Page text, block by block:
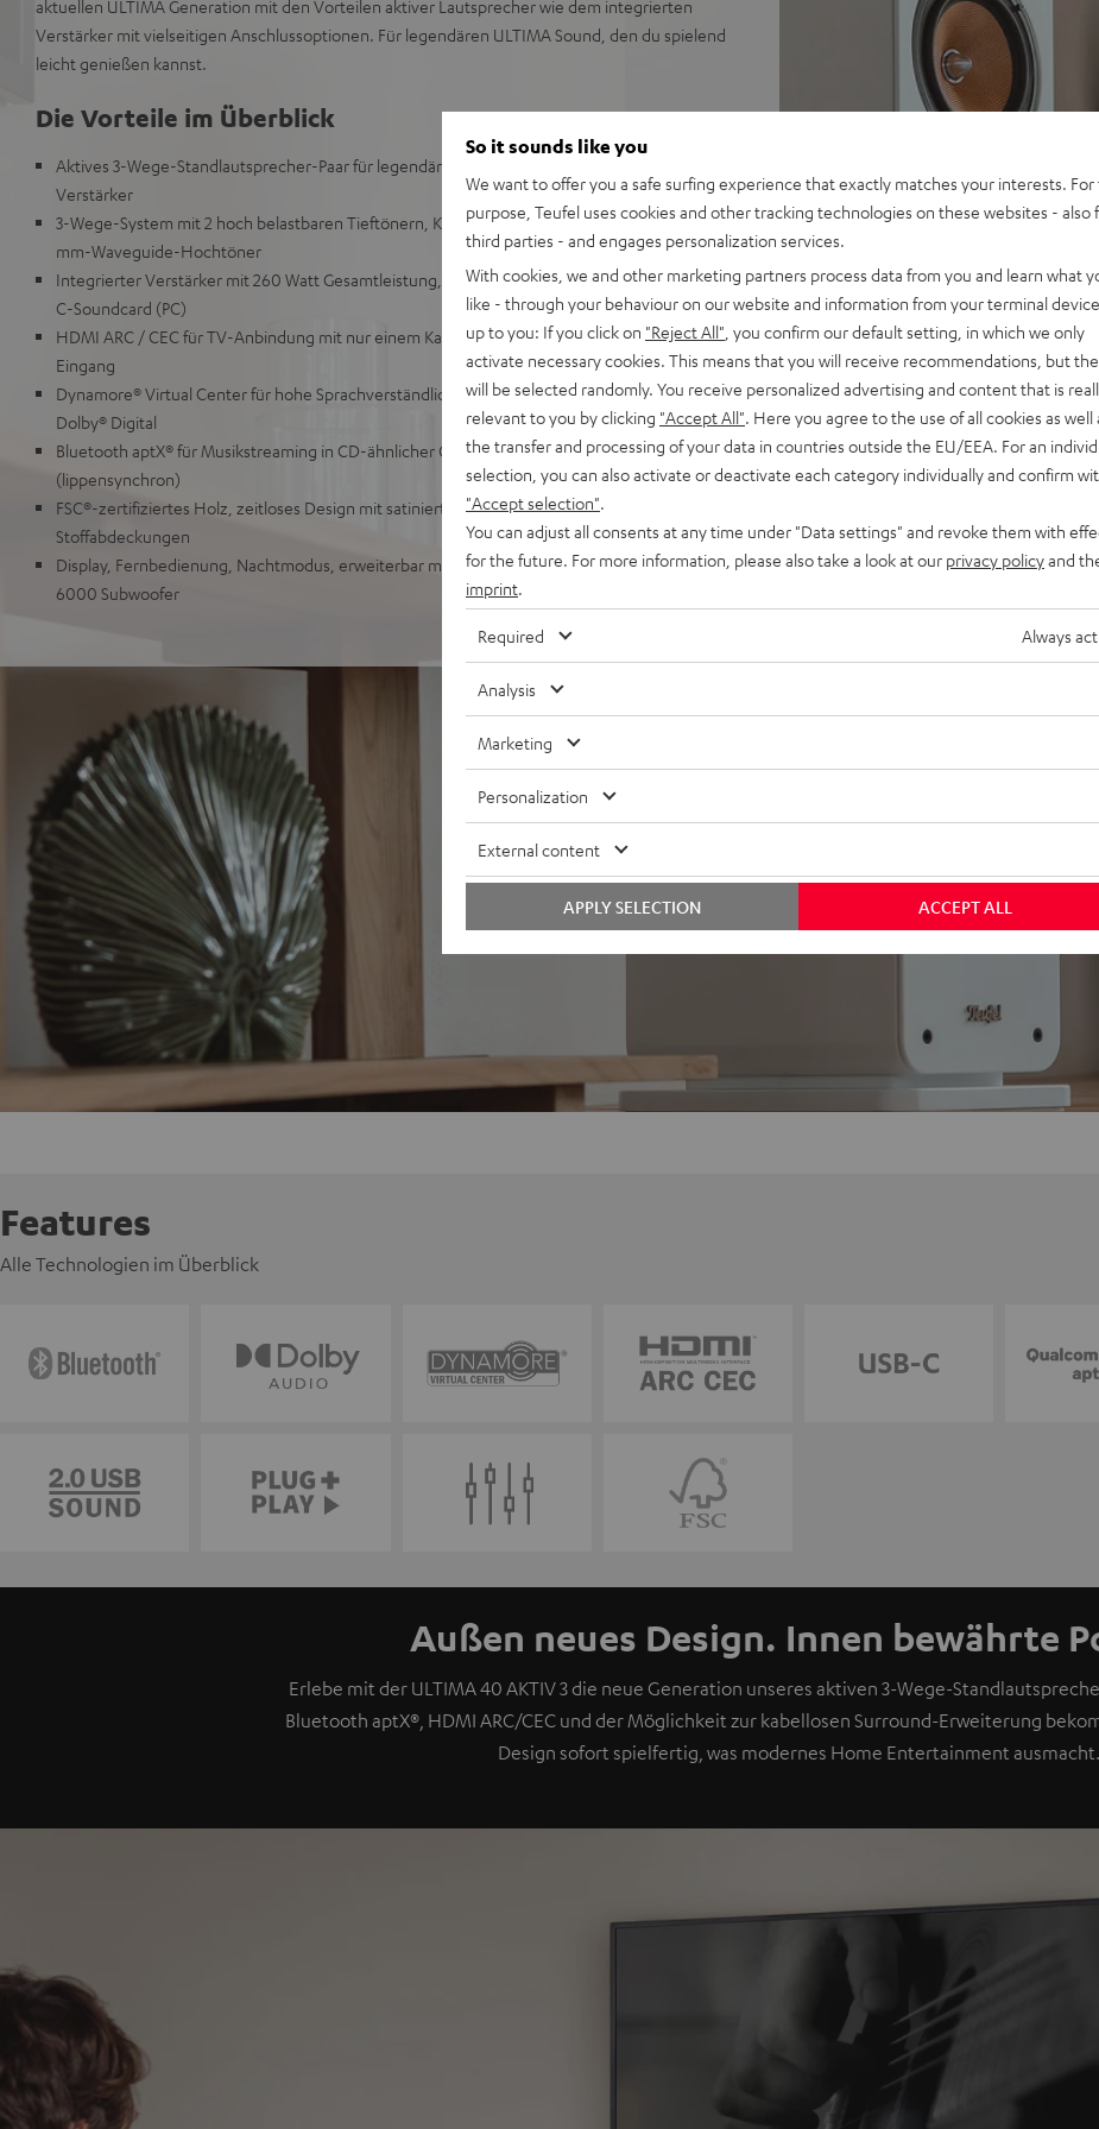
aktuellen ULTIMA Generation mit den Vorteilen aktiver Lautsprecher wie dem integrierten
Verstärker mit vielseitigen Anschlussoptionen. Für legendären ULTIMA Sound, den du spielend
leicht genießen kannst.
Die Vorteile im Überblick
Aktives 3-Wege-Standlautsprecher-Paar für legendären ULTIMA Sound ohne externen
Verstärker
3-Wege-System mit 2 hoch belastbaren Tieftönern, Kevlar-Mitteltöner mit Phase-Plug, 25-
mm-Waveguide-Hochtöner
Integrierter Verstärker mit 260 Watt Gesamtleistung, Anschlüsse u.a. für TV, Vinylplayer, USB-
C-Soundcard (PC)
HDMI ARC / CEC für TV-Anbindung mit nur einem Kabel, Digital-optischer Eingang, AUX-
Eingang
Dynamore® Virtual Center für hohe Sprachverständlichkeit ohne Center-Speaker, unterstützt
Dolby® Digital
Bluetooth aptX® für Musikstreaming in CD-ähnlicher Qualität z. B. von Spotify & YouTube
(lippensynchron)
FSC®-zertifiziertes Holz, zeitloses Design mit satinierter Lackfront und wertigen
Stoffabdeckungen
Display, Fernbedienung, Nachtmodus, erweiterbar mit EFFEKT 2 Rearboxen & T 10 oder S
6000 Subwoofer
Features
Alle Technologien im Überblick
Außen neues Design. Innen bewährte
Erlebe mit der ULTIMA 40 AKTIV 3 die neue Generation unseres aktiven 3-Wege-
Bluetooth aptX®, HDMI ARC/CEC und der Möglichkeit zur kabellosen Surround-Erweiterung
Design sofort spielfertig, was modernes Home Entertainment ausmacht.
So it sounds like you
We want to offer you a safe surfing experience that exactly matches your interests. For
purpose, Teufel uses cookies and other tracking technologies on these websites - also
third parties - and engages personalization services.
With cookies, we and other marketing partners process data from you and learn what
like - through your behaviour on our website and information from your terminal
up to you: If you click on "Reject All" , you confirm our default setting, in which we only
activate necessary cookies. This means that you will receive recommendations, but
will be selected randomly. You receive personalized advertising and content that is
relevant to you by clicking "Accept All" . Here you agree to the use of all cookies as well
the transfer and processing of your data in countries outside the EU/EEA. For an
selection, you can also activate or deactivate each category individually and confirm
"Accept selection"
You can adjust all consents at any time under "Data settings" and revoke them with
for the future. For more information, please also take a look at our privacy policyand
imprint
Required Always
Analysis
Marketing
Personalization
External content
ACCEPT ALL
APPLY SELECTION